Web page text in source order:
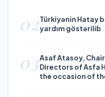
02Türkiyənin Hatay
yardım göstərilib
03Asaf Atasoy,
Directors of Asfa
the occasion of